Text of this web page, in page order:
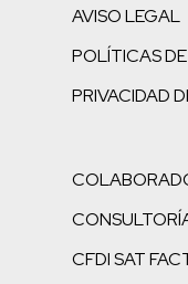
AVISO LEGAL
POLÍTICAS
PRIVACIDAD
CFDI SAT